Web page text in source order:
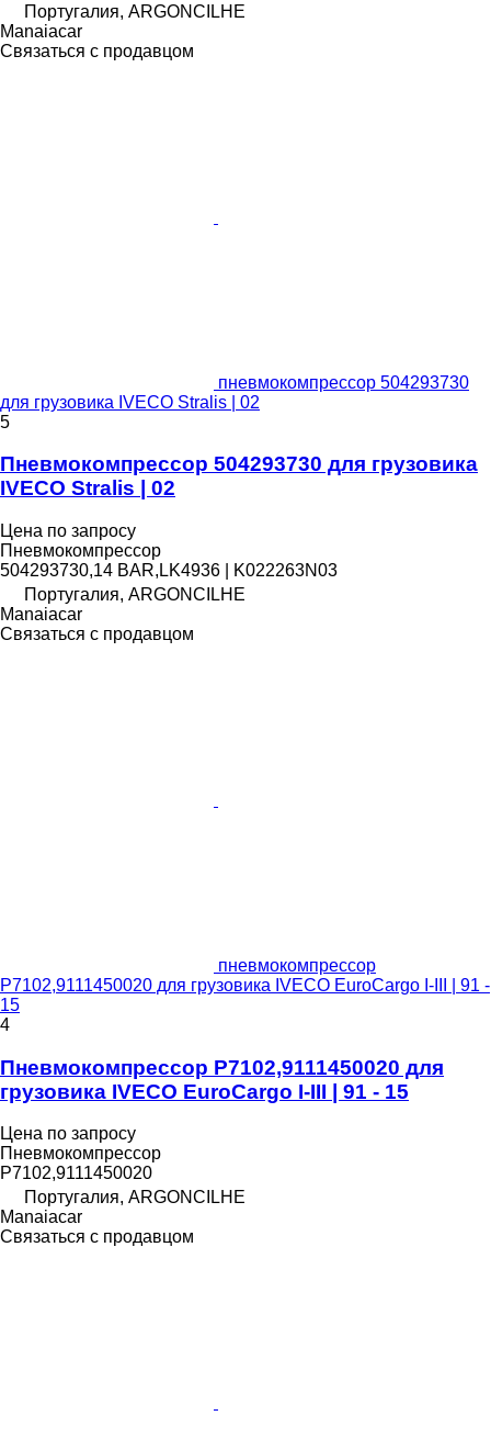
Португалия, ARGONCILHE
Manaiacar
Связаться с продавцом
пневмокомпрессор 504293730
для грузовика IVECO Stralis | 02
5
Пневмокомпрессор 504293730 для грузовика
IVECO Stralis | 02
Цена по запросу
Пневмокомпрессор
504293730,14 BAR,LK4936 | K022263N03
Португалия, ARGONCILHE
Manaiacar
Связаться с продавцом
пневмокомпрессор
P7102,9111450020 для грузовика IVECO EuroCargo I-III | 91 -
15
4
Пневмокомпрессор P7102,9111450020 для
грузовика IVECO EuroCargo I-III | 91 - 15
Цена по запросу
Пневмокомпрессор
P7102,9111450020
Португалия, ARGONCILHE
Manaiacar
Связаться с продавцом